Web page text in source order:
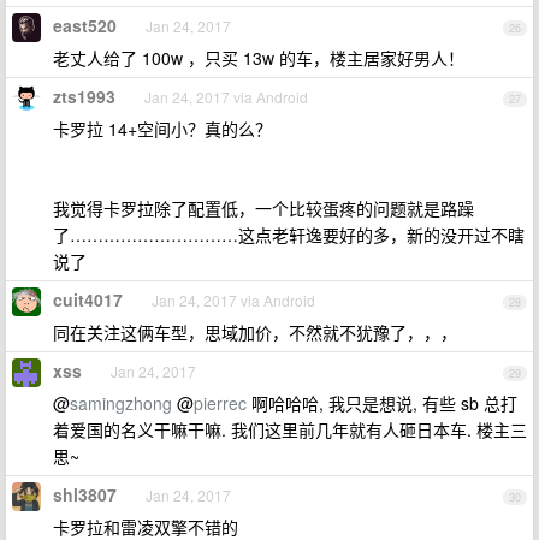
26
east520 Jan 24, 2017
老丈人给了 100w ，只买 13w 的车，楼主居家好男人！
27
zts1993 Jan 24, 2017 via Android
卡罗拉 14+空间小？真的么？
我觉得卡罗拉除了配置低，一个比较蛋疼的问题就是路躁
了…………………………这点老轩逸要好的多，新的没开过不瞎
说了
28
cuit4017 Jan 24, 2017 via Android
同在关注这俩车型，思域加价，不然就不犹豫了，，，
29
xss Jan 24, 2017
@samingzhong @pierrec 啊哈哈哈, 我只是想说, 有些 sb 总打
着爱国的名义干嘛干嘛. 我们这里前几年就有人砸日本车. 楼主三
思~
30
shl3807 Jan 24, 2017
卡罗拉和雷凌双擎不错的